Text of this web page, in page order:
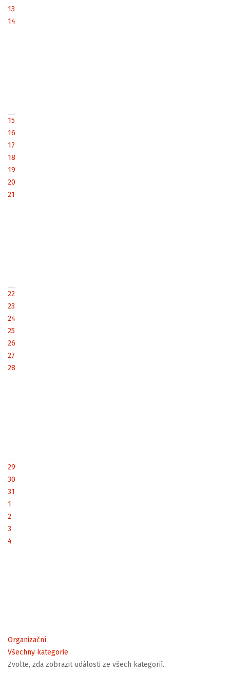
13
14
15
16
17
18
19
20
21
22
23
24
25
26
27
28
29
30
31
1
2
3
4
Organizační
Všechny kategorie
Zvolte, zda zobrazit události ze všech kategorií.